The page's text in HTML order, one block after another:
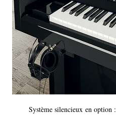
Système silencieux en option :